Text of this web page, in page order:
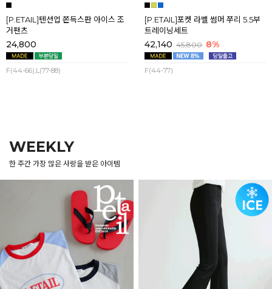
[P.ETAIL]텐션업 쫀득스판 아이스 조
거팬츠
24,800
F(44-66),L(77-88)
[P.ETAIL]포켓 라벨 썸머 쭈리 5.5부
트레이닝세트
42,140 45,800 8%
F(44-77)
WEEKLY
한 주간 가장 많은 사랑을 받은 아이템